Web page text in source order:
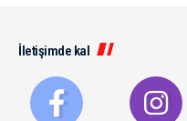
İletişimde kal